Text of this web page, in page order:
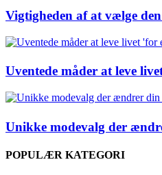
Vigtigheden af at vælge
Uventede måder at leve
Unikke modevalg der
POPULÆR KATEGORI